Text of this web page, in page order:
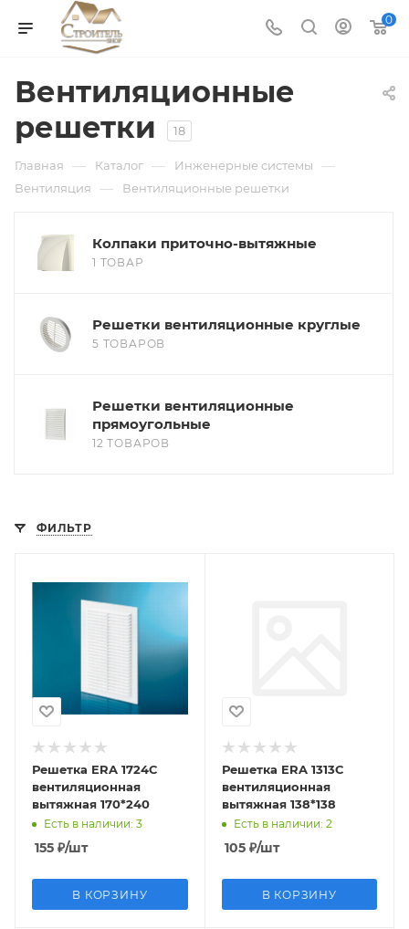
0
Вентиляционные
решетки
18
Главная — Каталог — Инженерные системы —
Вентиляция — Вентиляционные решетки
Колпаки приточно-вытяжные
1 ТОВАР
Решетки вентиляционные круглые
5 ТОВАРОВ
Решетки вентиляционные
прямоугольные
12 ТОВАРОВ
ФИЛЬТР
Решетка ERA 1724С
вентиляционная
вытяжная 170*240
Есть в наличии: 3
155 ₽/шт
В КОРЗИНУ
Решетка ERA 1313С
вентиляционная
вытяжная 138*138
Есть в наличии: 2
105₽/шт
В КОРЗИНУ